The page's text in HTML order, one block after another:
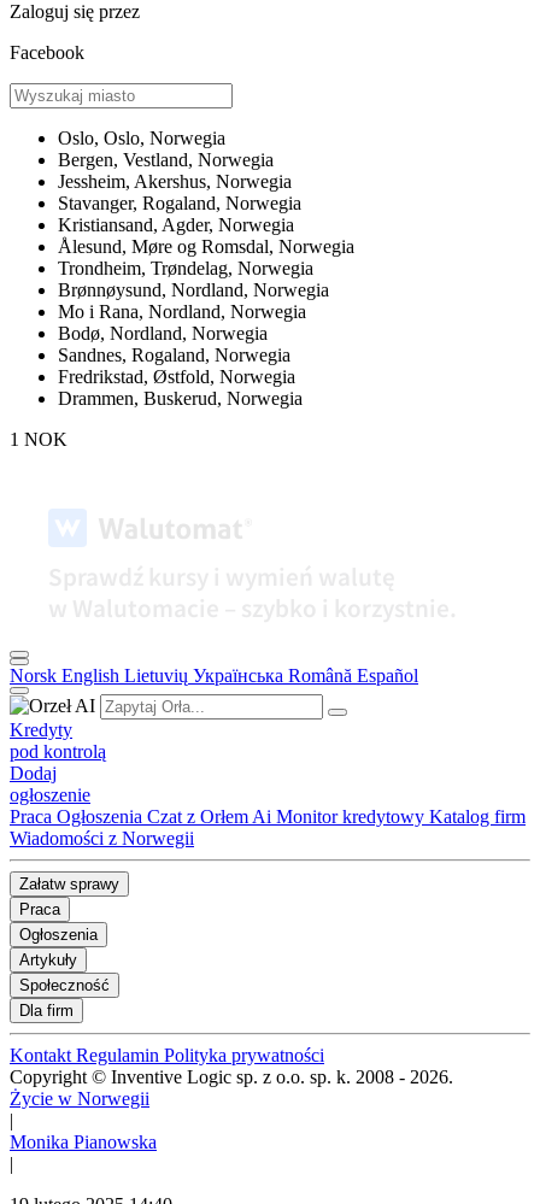
Zaloguj się przez
Facebook
Oslo, Oslo, Norwegia
Bergen, Vestland, Norwegia
Jessheim, Akershus, Norwegia
Stavanger, Rogaland, Norwegia
Kristiansand, Agder, Norwegia
Ålesund, Møre og Romsdal, Norwegia
Trondheim, Trøndelag, Norwegia
Brønnøysund, Nordland, Norwegia
Mo i Rana, Nordland, Norwegia
Bodø, Nordland, Norwegia
Sandnes, Rogaland, Norwegia
Fredrikstad, Østfold, Norwegia
Drammen, Buskerud, Norwegia
1 NOK
Norsk English Lietuvių Українська Română Español
Kredyty
pod kontrolą
Dodaj
ogłoszenie
Praca Ogłoszenia Czat z Orłem Ai Monitor kredytowy Katalog firm
Wiadomości z Norwegii
Załatw sprawy
Praca
Ogłoszenia
Artykuły
Społeczność
Dla firm
Kontakt Regulamin Polityka prywatności
Copyright © Inventive Logic sp. z o.o. sp. k. 2008 - 2026.
Życie w Norwegii
|
Monika Pianowska
|